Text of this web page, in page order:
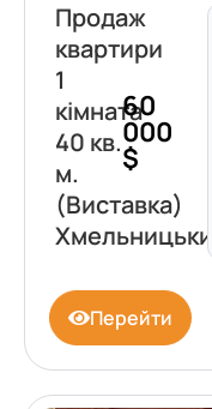
Продаж
квартири
1
кімната
40 кв.
м.
(Виставка)
Хмельницький
60
000
$
Перейти